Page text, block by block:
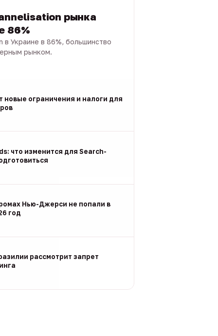
рынка
86%
в Украине в 86%, большинство
рынком.
новые ограничения и налоги для
что изменится для Search-
Нью-Джерси не попали в
год
рассмотрит запрет